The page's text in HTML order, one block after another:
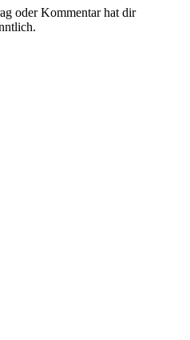
oder Kommentar hat dir